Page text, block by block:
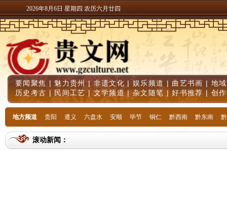
2026年8月6日 星期四 农历六月廿四
要闻聚焦| 魅力贵州|非遗文化 |娱乐频道 | 曲艺书画 | 地
历史考古 | 民间工艺 |文学频道|杂文随笔 |好书推荐 | 创
地方频道 贵阳 遵义 六盘水 安顺 毕节 铜仁 黔西南 黔东南
滚动新闻：